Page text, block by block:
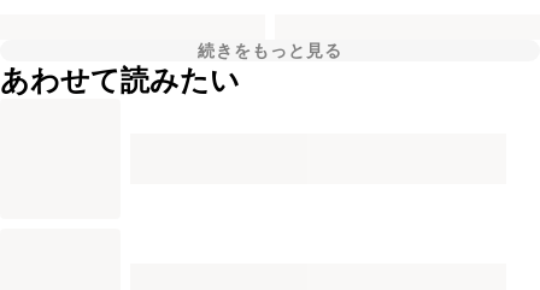
続きをもっと見る
あわせて読みたい